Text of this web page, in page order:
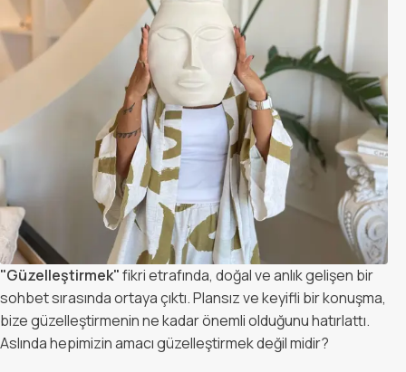
"Güzelleştirmek"fikri etrafında, doğal ve anlık gelişen bir
sohbet sırasında ortaya çıktı. Plansız ve keyifli bir konuşma,
bize güzelleştirmenin ne kadar önemli olduğunu hatırlattı.
Aslında hepimizin amacı güzelleştirmek değil midir?